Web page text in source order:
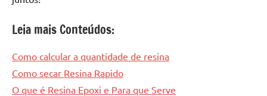
Leia mais Conteúdos:
Como calcular a quantidade de resina
Como secar Resina Rapido
O que é Resina Epoxi e Para que Serve